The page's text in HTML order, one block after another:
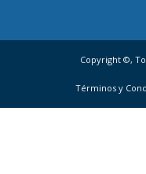
Copyright ©,
Términos y